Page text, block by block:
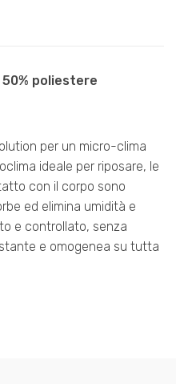
50% poliestere
per un micro-clima
ideale per riposare, le
con il corpo sono
ed elimina umidità e
e controllato, senza
e omogenea su tutta